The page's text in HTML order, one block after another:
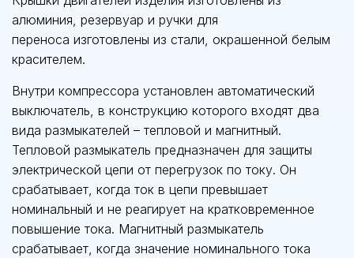
алюминия, резервуар и ручки для
переноса изготовлены из стали, окрашенной белым
красителем.
Внутри компрессора установлен автоматический
выключатель, в конструкцию которого входят два
вида размыкателей – тепловой и магнитный.
Тепловой размыкатель предназначен для защиты
электрической цепи от перегрузок по току. Он
срабатывает, когда ток в цепи превышает
номинальный и не реагирует на кратковременное
повышение тока. Магнитный размыкатель
срабатывает, когда значение номинального тока